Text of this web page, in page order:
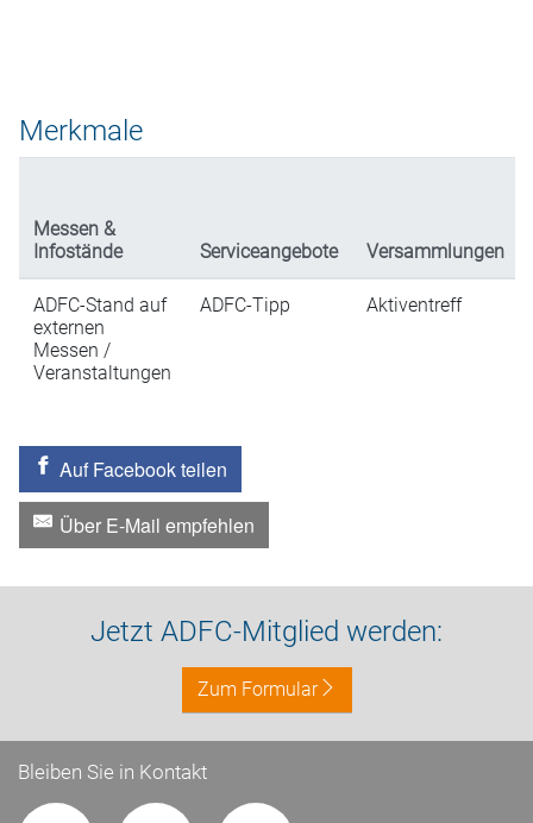
Merkmale
Messen &
Infostände
Serviceangebote Versammlungen
ADFC-Stand auf
externen
Messen /
Veranstaltungen
ADFC-Tipp Aktiventreff
Auf Facebook teilen
Über E-Mail empfehlen
Jetzt ADFC-Mitglied werden:
Zum Formular
Bleiben Sie in Kontakt